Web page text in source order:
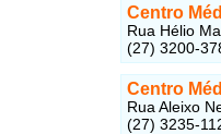
Centro
Rua Hélio
(27) 3200-
Centro
Rua Aleixo
(27) 3235-